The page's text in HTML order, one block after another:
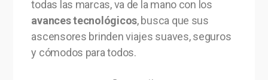
todas las marcas, va de la mano con los
avances tecnológicos, busca que sus
ascensores brinden viajes suaves, seguros
y cómodos para todos.